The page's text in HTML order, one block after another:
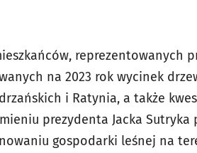
reprezentowanych
na 2023 rok wycinek
i Ratynia, a także
prezydenta Jacka Sutryka
gospodarki leśnej na